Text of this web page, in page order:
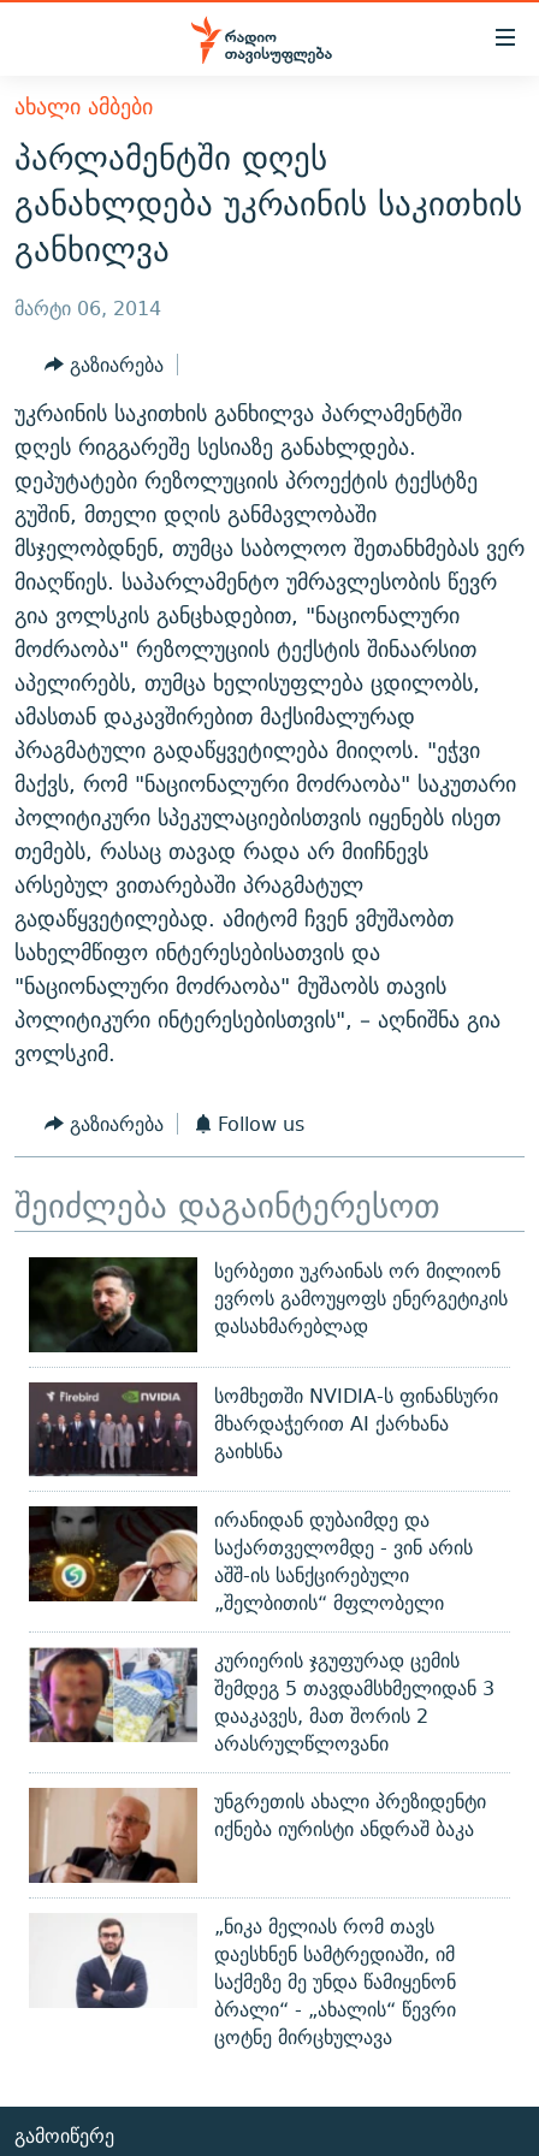
Accessibility
მთავარ
შინაარსზე
დაბრუნება
მთავარ
ნავიგაციაზე
დაბრუნება
ძიებაზე
ᲐᲮᲐᲚᲘ ᲐᲛᲑᲔᲑᲘ
ᲗᲔᲛᲔᲑᲘ
ᲞᲝᲚᲘᲢᲘᲙᲐ
ᲔᲙᲝᲜᲝᲛᲘᲙᲐ
ᲡᲐᲖᲝᲒᲐᲓᲝᲔᲑᲐ
ᲕᲘᲓᲔᲝ
ᲑᲚᲝᲒᲔᲑᲘ
ᲞᲝᲓᲙᲐᲡᲢᲔᲑᲘ
60 ᲓᲔᲪᲘᲑᲔᲚᲘ
ᲒᲐᲜᲙᲘᲗᲮᲕᲘᲡ ᲓᲦᲔ
ᲓᲘᲚᲘᲡ ᲡᲐᲣᲑᲠᲔᲑᲘ
ᲛᲝᲚᲐᲞᲐᲠᲐᲙᲔ ᲢᲔᲥᲡᲢᲔᲑᲘ
ᲨᲘᲜ - ᲣᲪᲮᲝᲔᲗᲨᲘ
ᲚᲘᲢᲔᲠᲐᲢᲣᲠᲣᲚᲘ ᲬᲐᲮᲜᲐᲒᲔᲑᲘ
ᲐᲛᲔᲠᲘᲙᲣᲚᲘ ᲛᲝᲗᲮᲠᲝᲑᲐ
ᲘᲛᲞᲔᲠᲘᲐ ᲓᲐ ᲠᲐᲓᲘᲝ
ᲤᲔᲜᲝᲕᲐᲜᲘ - 2.10
ᲗᲥᲕᲔᲜᲘ ᲞᲣᲑᲚᲘᲙᲐᲪᲘᲔᲑᲘ
ᲞᲠᲝᲔᲥᲢᲔᲑᲘ
ᲣᲙᲠᲐᲘᲜᲐᲨᲘ ᲓᲐᲦᲣᲞᲣᲚᲘ ᲥᲐᲠᲗᲕᲔᲚᲘ ᲛᲔᲑᲠᲫᲝᲚᲔᲑᲘ - 2022
ᲓᲐᲛᲝᲣᲙᲘᲓᲔᲑᲚᲝᲑᲘᲡ 100 ᲬᲔᲚᲘ
ᲩᲔᲛᲘ ᲡᲘᲙᲕᲓᲘᲚᲘᲡ ᲛᲘᲖᲔᲖᲘᲐ COVID-19
11 ᲬᲔᲚᲘ - 11 ᲐᲛᲑᲐᲕᲘ
ᲡᲐᲞᲐᲠᲚᲐᲛᲔᲜᲢᲝ ᲐᲠᲩᲔᲕᲜᲔᲑᲘᲡ ᲘᲡᲢᲝᲠᲘᲐ
ᲑᲐᲕᲨᲕᲔᲑᲘ ᲞᲠᲝᲡᲢᲘᲢᲣᲪᲘᲐᲨᲘ - ᲐᲛᲝᲣᲗᲥᲛᲔᲚᲘ ᲐᲛᲑᲐᲕᲘ
5 ᲐᲛᲑᲐᲕᲘ - 20 ᲘᲕᲜᲘᲡᲡ ᲓᲐᲨᲐᲕᲔᲑᲣᲚᲔᲑᲘ
ᲐᲒᲕᲘᲡᲢᲝᲡ ᲝᲛᲘ
ПРИВЕТ ᲙᲣᲚᲢᲣᲠᲐ
ЭХО КАВКАЗА
ᲒᲐᲛᲝᲘᲬᲔᲠᲔ
რთე/რთ-ის ყველა საიტი
ᲐᲮᲐᲚᲘ ᲐᲛᲑᲔᲑᲘ
პარლამენტში დღეს
განახლდება უკრაინის საკითხის
განხილვა
მარტი 06, 2014
გაზიარება
უკრაინის საკითხის განხილვა პარლამენტში
დღეს რიგგარეშე სესიაზე განახლდება.
დეპუტატები რეზოლუციის პროექტის ტექსტზე
გუშინ, მთელი დღის განმავლობაში
მსჯელობდნენ, თუმცა საბოლოო შეთანხმებას ვერ
მიაღწიეს. საპარლამენტო უმრავლესობის წევრ
გია ვოლსკის განცხადებით, "ნაციონალური
მოძრაობა" რეზოლუციის ტექსტის შინაარსით
აპელირებს, თუმცა ხელისუფლება ცდილობს,
ამასთან დაკავშირებით მაქსიმალურად
პრაგმატული გადაწყვეტილება მიიღოს. "ეჭვი
მაქვს, რომ "ნაციონალური მოძრაობა" საკუთარი
პოლიტიკური სპეკულაციებისთვის იყენებს ისეთ
თემებს, რასაც თავად რადა არ მიიჩნევს
არსებულ ვითარებაში პრაგმატულ
გადაწყვეტილებად. ამიტომ ჩვენ ვმუშაობთ
სახელმწიფო ინტერესებისათვის და
"ნაციონალური მოძრაობა" მუშაობს თავის
პოლიტიკური ინტერესებისთვის", – აღნიშნა გია
ვოლსკიმ.
გაზიარება Follow us
შეიძლება დაგაინტერესოთ
სერბეთი უკრაინას ორ მილიონ
ევროს გამოუყოფს ენერგეტიკის
დასახმარებლად
სომხეთში NVIDIA-ს ფინანსური
მხარდაჭერით AI ქარხანა
გაიხსნა
ირანიდან დუბაიმდე და
საქართველომდე - ვინ არის
აშშ-ის სანქცირებული
„შელბითის“ მფლობელი
კურიერის ჯგუფურად ცემის
შემდეგ 5 თავდამსხმელიდან 3
დააკავეს, მათ შორის 2
არასრულწლოვანი
უნგრეთის ახალი პრეზიდენტი
იქნება იურისტი ანდრაშ ბაკა
„ნიკა მელიას რომ თავს
დაესხნენ სამტრედიაში, იმ
საქმეზე მე უნდა წამიყენონ
ბრალი“ - „ახალის“ წევრი
ცოტნე მირცხულავა
ᲒᲐᲛᲝᲘᲬᲔᲠᲔ